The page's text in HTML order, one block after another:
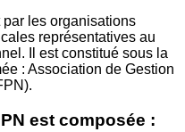
les organisations
représentatives au
Il est constitué sous la
: Association de Gestion
est composée :